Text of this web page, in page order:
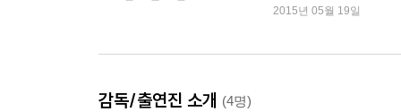
2015년 05월 19일
감독/출연진 소개 (4명)